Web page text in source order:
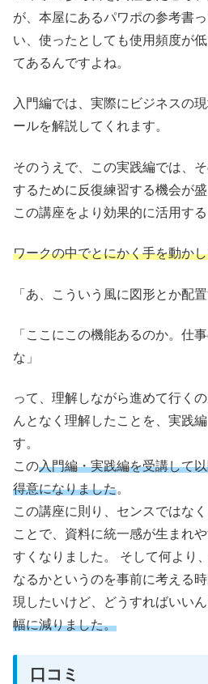
が、本屋にあるパワポの参考書
い、使ったとしても使用頻度が
てあるんですよね。
入門編では、実際にビジネスの
ールを解説してくれます。
そのうえで、この実践編では、
するために反復練習する機会が盛
この講座をより効果的に活用する
ワークの中でとにかく手を動か
「あ、こういう風に図形とか配置
「ここにこの機能あるのか。仕
な」
って、理解しながら進めて行く
んとなく理解したことを、実践
す。
この入門編・実践編を受講して
得意になりました。
この講座に則り、センスではな
ことで、資料に統一感が生まれ
すくなりました。 そして何より
なるかというのを事前に考える
現したいけど、どうすればいい
幅に減りました。
口コミ